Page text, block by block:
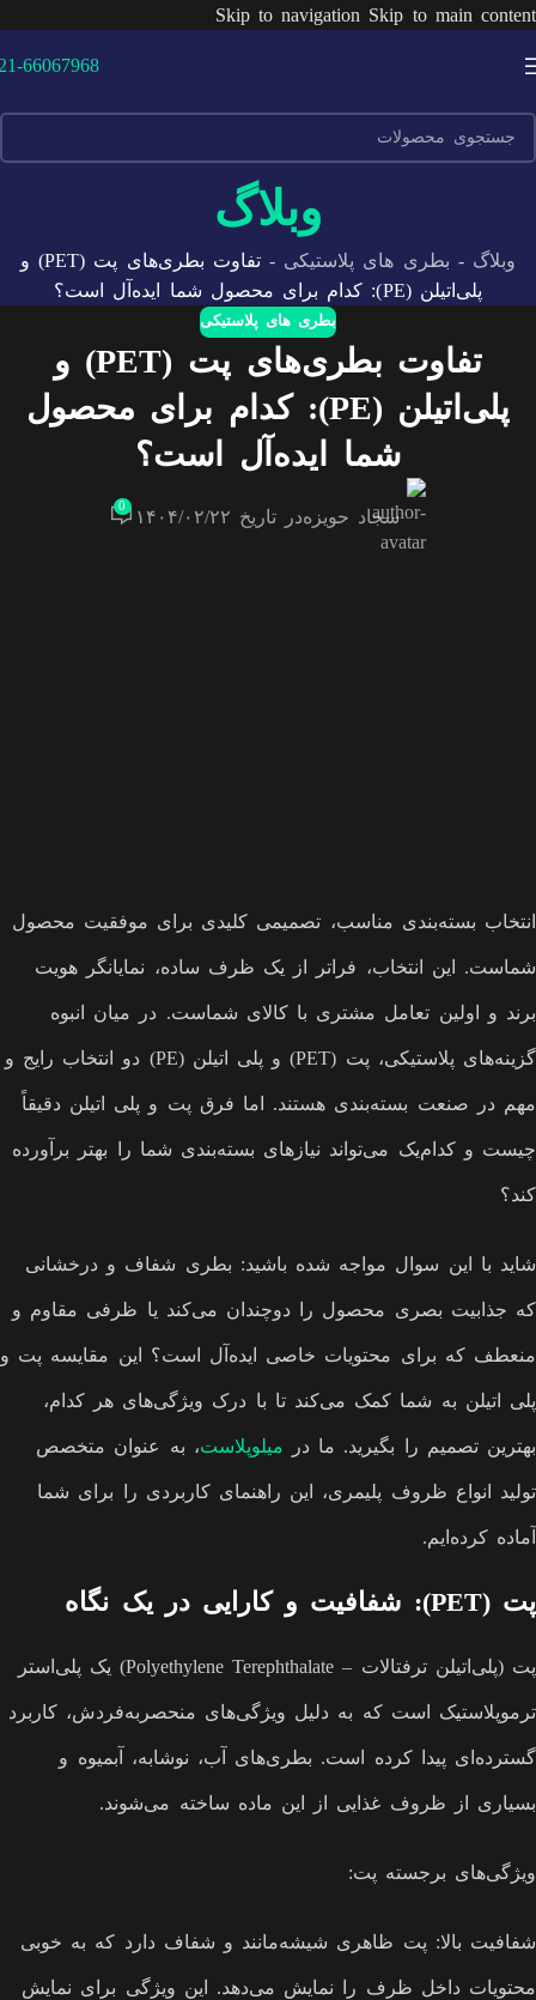
Skip to navigation Skip to main content
66067968
وبلاگ
وبلاگ - بطری های پلاستیکی -
تفاوت بطری‌های پت (PET) و
پلی‌اتیلن (PE): کدام برای محصول شما ایده‌آل است؟
بطری های پلاستیکی
تفاوت بطری‌های پت (PET) و
پلی‌اتیلن (PE): کدام برای محصول
شما ایده‌آل است؟
سجاد حویزهدر تاریخ ۱۴۰۴/۰۲/۲۲
0
انتخاب بسته‌بندی مناسب، تصمیمی کلیدی برای موفقیت محصول
شماست. این انتخاب، فراتر از یک ظرف ساده، نمایانگر هویت
برند و اولین تعامل مشتری با کالای شماست. در میان انبوه
گزینه‌های پلاستیکی، پت (PET) و پلی اتیلن (PE) دو انتخاب رایج و
مهم در صنعت بسته‌بندی هستند. اما فرق پت و پلی اتیلن دقیقاً
چیست و کدام‌یک می‌تواند نیازهای بسته‌بندی شما را بهتر برآورده
کند؟
شاید با این سوال مواجه شده باشید: بطری شفاف و درخشانی
که جذابیت بصری محصول را دوچندان می‌کند یا ظرفی مقاوم و
منعطف که برای محتویات خاصی ایده‌آل است؟ این مقایسه پت و
پلی اتیلن به شما کمک می‌کند تا با درک ویژگی‌های هر کدام،
بهترین تصمیم را بگیرید. ما در میلوپلاست، به عنوان متخصص
تولید انواع ظروف پلیمری، این راهنمای کاربردی را برای شما
آماده کرده‌ایم.
پت (PET): شفافیت و کارایی در یک نگاه
پت (پلی‌اتیلن ترفتالات – Polyethylene Terephthalate) یک پلی‌استر
ترموپلاستیک است که به دلیل ویژگی‌های منحصربه‌فردش، کاربرد
گسترده‌ای پیدا کرده است. بطری‌های آب، نوشابه، آبمیوه و
بسیاری از ظروف غذایی از این ماده ساخته می‌شوند.
ویژگی‌های برجسته پت:
شفافیت بالا: پت ظاهری شیشه‌مانند و شفاف دارد که به خوبی
محتویات داخل ظرف را نمایش می‌دهد. این ویژگی برای نمایش